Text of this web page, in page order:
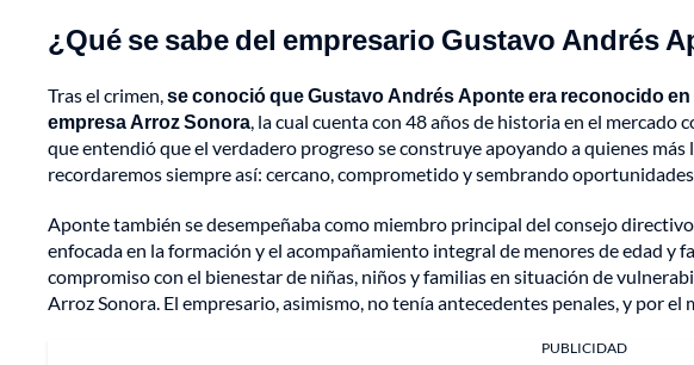
¿Qué se sabe del empresario Gustavo Andrés
Tras el crimen,se conoció que Gustavo Andrés Aponte era reconocido
empresa Arroz Sonora, la cual cuenta con 48 años de historia en el
que entendió que el verdadero progreso se construye apoyando a quienes más
recordaremos siempre así: cercano, comprometido y sembrando
Aponte también se desempeñaba como miembro principal del consejo
enfocada en la formación y el acompañamiento integral de menores de edad y
compromiso con el bienestar de niñas, niños y familias en situación de
Arroz Sonora. El empresario, asimismo, no tenía antecedentes penales, y por el
PUBLICIDAD